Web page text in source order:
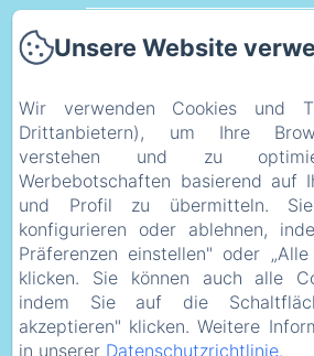
Umfeld
Plan d'acces
eco_geste
Rechtsinformation
Rechtliche
Cookie-
Unsere Website
Wir verwenden Cookies und
Drittanbietern), um Ihre
verstehen und zu
Werbebotschaften basierend auf
und Profil zu übermitteln.
konfigurieren oder ablehnen,
Präferenzen einstellen" oder
klicken. Sie können auch alle
indem Sie auf die
akzeptieren" klicken. Weitere
in unserer Datenschutzrichtlinie.